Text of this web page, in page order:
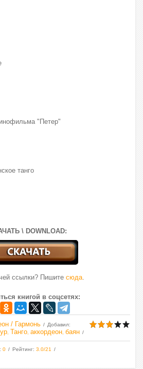
"Петер"
танго
\ DOWNLOAD:
ссылки? Пишите сюда.
книгой в соцсетях:
/ Гармонь Добавил:
Танго аккордеон баян
: 0 Рейтинг: 3.0/21